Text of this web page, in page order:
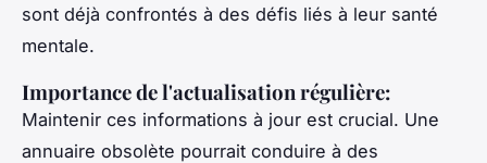
sont déjà confrontés à des défis liés à leur santé
mentale.
Importance de l'actualisation régulière:
Maintenir ces informations à jour est crucial. Une
annuaire obsolète pourrait conduire à des